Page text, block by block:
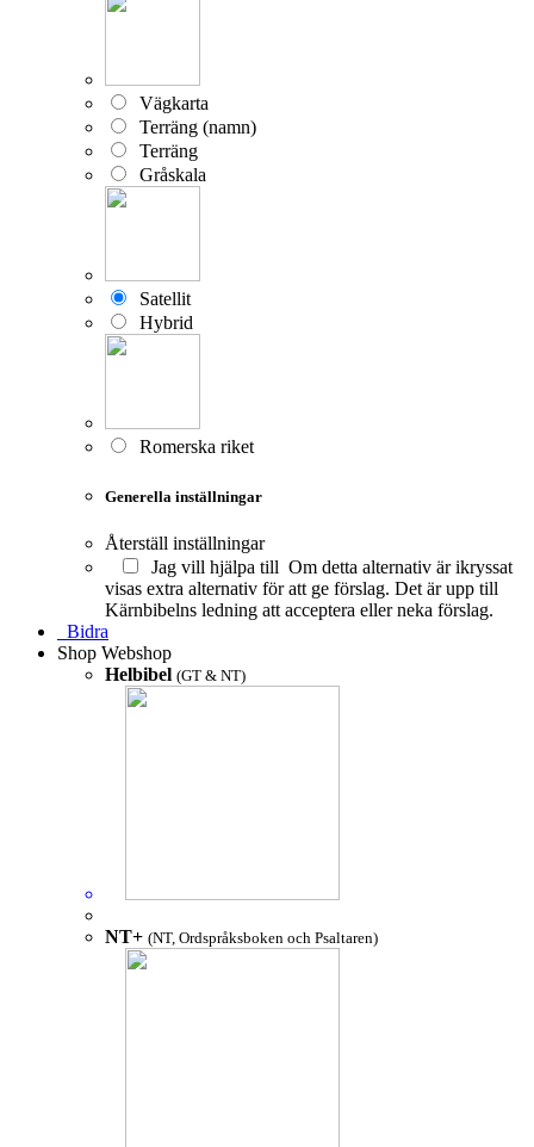
Vägkarta
Terräng (namn)
Terräng
Gråskala
Satellit
Hybrid
Romerska riket
Generella inställningar
Återställ inställningar
Jag vill hjälpa till Om detta alternativ är ikryssat
visas extra alternativ för att ge förslag. Det är upp till
Kärnbibelns ledning att acceptera eller neka förslag.
Bidra
Shop Webshop
Helbibel (GT & NT)
NT+ (NT, Ordspråksboken och Psaltaren)